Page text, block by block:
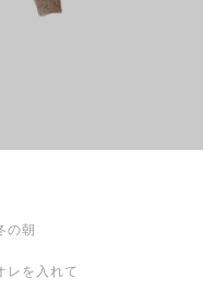
の朝
レを入れて